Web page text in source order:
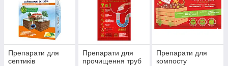
Препарати для
септиків
Препарати для
прочищення труб
Препарати для
компосту